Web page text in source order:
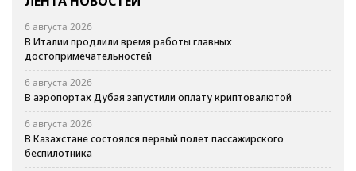
6 августа 2026
В Италии продлили время работы главных
достопримечательностей
6 августа 2026
В аэропортах Дубая запустили оплату криптовалютой
6 августа 2026
В Казахстане состоялся первый полет пассажирского
беспилотника